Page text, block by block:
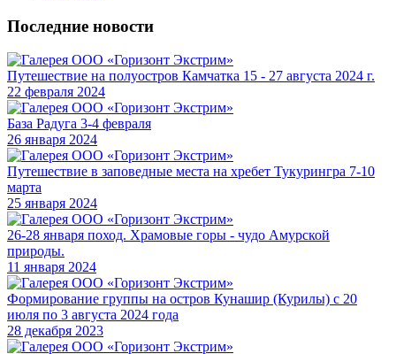
Последние новости
Путешествие на полуостров Камчатка 15 - 27 августа 2024 г.
22 февраля 2024
База Радуга 3-4 февраля
26 января 2024
Путешествие в заповедные места на хребет Тукурингра 7-10
марта
25 января 2024
26-28 января поход. Храмовые горы - чудо Амурской
природы.
11 января 2024
Формирование группы на остров Кунашир (Курилы) с 20
июля по 3 августа 2024 года
28 декабря 2023